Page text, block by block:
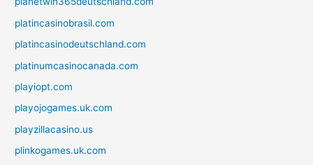
platincasinobrasil.com
platincasinodeutschland.com
platinumcasinocanada.com
playiopt.com
playojogames.uk.com
playzillacasino.us
plinkogames.uk.com